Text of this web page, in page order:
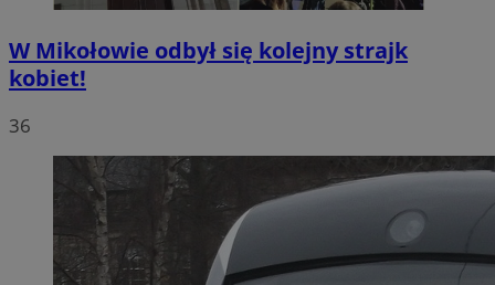
W Mikołowie odbył się kolejny strajk
kobiet!
36